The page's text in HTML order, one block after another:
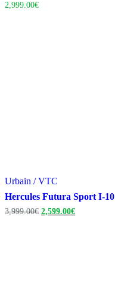
2,999.00€
Urbain / VTC
Hercules Futura Sport I-10
3,999.00€ Le
2,599.00€Le